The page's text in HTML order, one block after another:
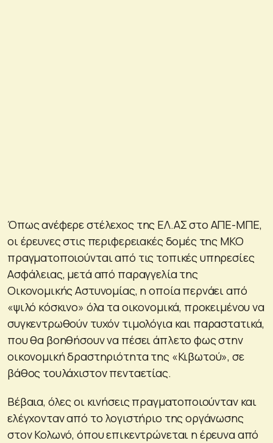
Όπως ανέφερε στέλεχος της ΕΛ.ΑΣ στο ΑΠΕ-ΜΠΕ,
οι έρευνες στις περιφερειακές δομές της ΜΚΟ
πραγματοποιούνται από τις τοπικές υπηρεσίες
Ασφάλειας, μετά από παραγγελία της
Οικονομικής Αστυνομίας, η οποία περνάει από
«ψιλό κόσκινο» όλα τα οικονομικά, προκειμένου να
συγκεντρωθούν τυχόν τιμολόγια και παραστατικά,
που θα βοηθήσουν να πέσει άπλετο φως στην
οικονομική δραστηριότητα της «Κιβωτού», σε
βάθος τουλάχιστον πενταετίας.
Βέβαια, όλες οι κινήσεις πραγματοποιούνταν και
ελέγχονταν από το λογιστήριο της οργάνωσης
στον Κολωνό, όπου επικεντρώνεται η έρευνα από